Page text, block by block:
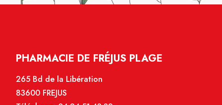
PHARMACIE DE FRÉJUS PLAGE
265 Bd de la Libération
83600 FREJUS